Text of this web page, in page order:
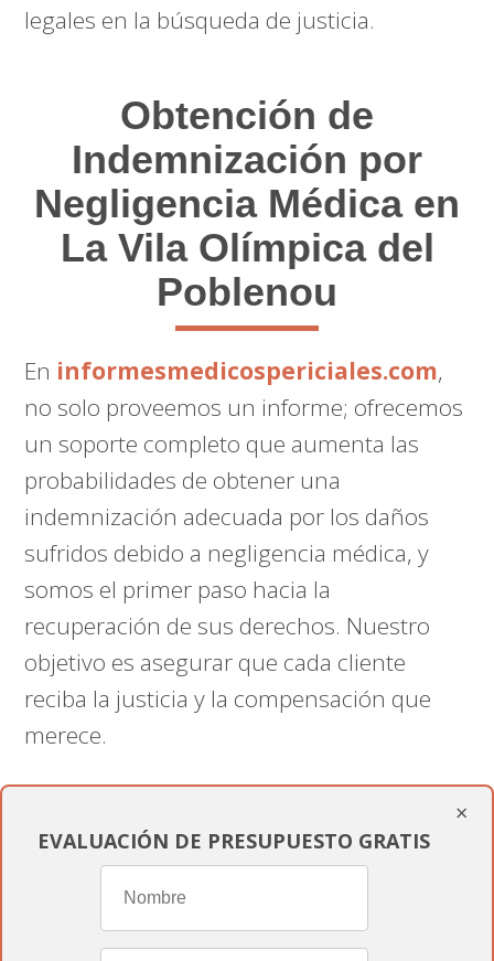
legales en la búsqueda de justicia.
Obtención de
Indemnización por
Negligencia Médica en
La Vila Olímpica del
Poblenou
En informesmedicospericiales.com,
no solo proveemos un informe; ofrecemos
un soporte completo que aumenta las
probabilidades de obtener una
indemnización adecuada por los daños
sufridos debido a negligencia médica, y
somos el primer paso hacia la
recuperación de sus derechos. Nuestro
objetivo es asegurar que cada cliente
reciba la justicia y la compensación que
merece.
Conclusión y Contacto
En Si te enfrentas a una situación de
negligencia médica, o necesitas expertos
×
EVALUACIÓN DE PRESUPUESTO GRATIS